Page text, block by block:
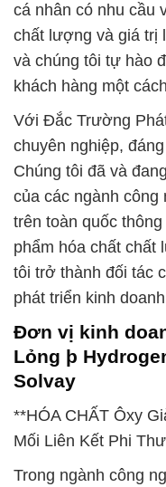
cá nhân có nhu cầu
chất lượng và giá trị
và chúng tôi tự hào
khách hàng một
Với Đắc Trường
chuyên nghiệp,
Chúng tôi đã và
của các ngành công
trên toàn quốc
phẩm hóa chất chất
tôi trở thành đối tác
phát triển kinh
Đơn vị kinh
Lỏng þ
Solvay
**HÓA CHẤT Ôxy
Mối Liên Kết Phi
Trong ngành công